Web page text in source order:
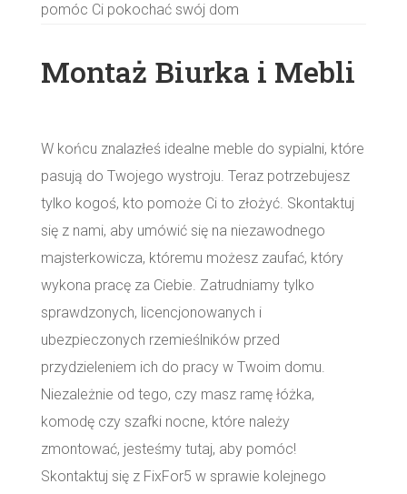
pomóc Ci pokochać swój dom
Montaż Biurka i Mebli
W końcu znalazłeś idealne meble do sypialni, które
pasują do Twojego wystroju. Teraz potrzebujesz
tylko kogoś, kto pomoże Ci to złożyć. Skontaktuj
się z nami, aby umówić się na niezawodnego
majsterkowicza, któremu możesz zaufać, który
wykona pracę za Ciebie. Zatrudniamy tylko
sprawdzonych, licencjonowanych i
ubezpieczonych rzemieślników przed
przydzieleniem ich do pracy w Twoim domu.
Niezależnie od tego, czy masz ramę łóżka,
komodę czy szafki nocne, które należy
zmontować, jesteśmy tutaj, aby pomóc!
Skontaktuj się z FixFor5 w sprawie kolejnego